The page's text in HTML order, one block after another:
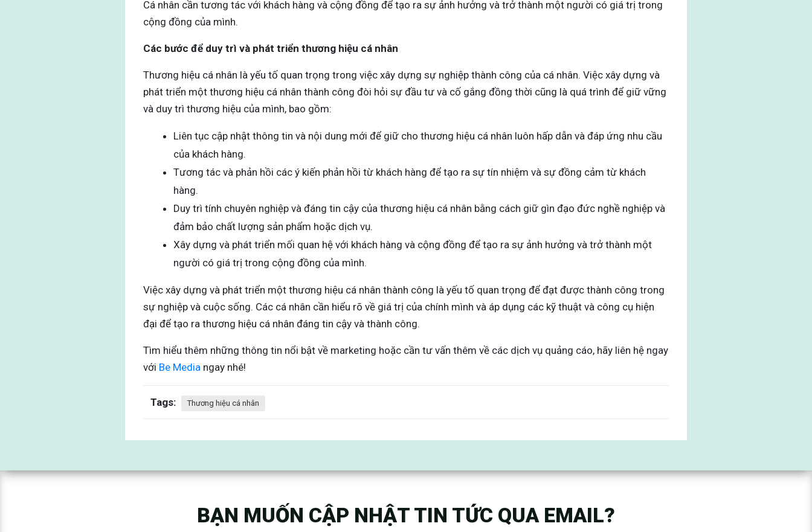
Cá nhân cần tương tác với khách hàng và cộng đồng để tạo ra sự ảnh hưởng và trở thành một người có giá trị trong
cộng đồng của mình.
Các bước để duy trì và phát triển thương hiệu cá nhân
Thương hiệu cá nhân là yếu tố quan trọng trong việc xây dựng sự nghiệp thành công của cá nhân. Việc xây dựng và
phát triển một thương hiệu cá nhân thành công đòi hỏi sự đầu tư và cố gắng đồng thời cũng là quá trình để giữ vững
và duy trì thương hiệu của mình, bao gồm:
Liên tục cập nhật thông tin và nội dung mới để giữ cho thương hiệu cá nhân luôn hấp dẫn và đáp ứng nhu cầu
của khách hàng.
Tương tác và phản hồi các ý kiến phản hồi từ khách hàng để tạo ra sự tín nhiệm và sự đồng cảm từ khách
hàng.
Duy trì tính chuyên nghiệp và đáng tin cậy của thương hiệu cá nhân bằng cách giữ gìn đạo đức nghề nghiệp và
đảm bảo chất lượng sản phẩm hoặc dịch vụ.
Xây dựng và phát triển mối quan hệ với khách hàng và cộng đồng để tạo ra sự ảnh hưởng và trở thành một
người có giá trị trong cộng đồng của mình.
Việc xây dựng và phát triển một thương hiệu cá nhân thành công là yếu tố quan trọng để đạt được thành công trong
sự nghiệp và cuộc sống. Các cá nhân cần hiểu rõ về giá trị của chính mình và áp dụng các kỹ thuật và công cụ hiện
đại để tạo ra thương hiệu cá nhân đáng tin cậy và thành công.
Tìm hiểu thêm những thông tin nổi bật về marketing hoặc cần tư vấn thêm về các dịch vụ quảng cáo, hãy liên hệ ngay
với Be Media ngay nhé!
Tags: Thương hiệu cá nhân
BẠN MUỐN CẬP NHẬT TIN TỨC QUA EMAIL?